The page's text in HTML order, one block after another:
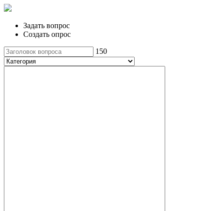
Задать вопрос
Создать опрос
150